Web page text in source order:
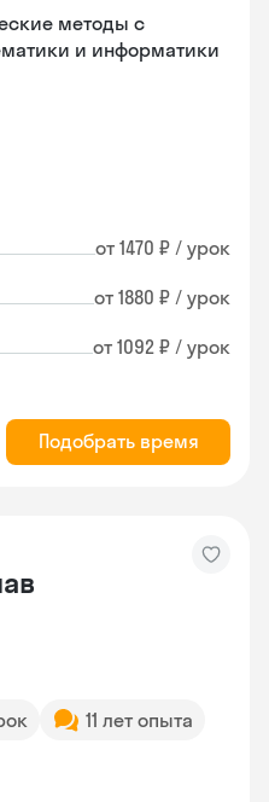
методы с
и информатики
от 1470 ₽ / урок
от 1880 ₽ / урок
от 1092 ₽ / урок
Подобрать время
11 лет опыта